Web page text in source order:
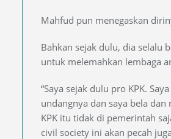
Mahfud pun menegaskan
Bahkan sejak dulu, dia selalu
untuk melemahkan lembaga
“Saya sejak dulu pro KPK.
undangnya dan saya bela dan
KPK itu tidak di pemerintah
civil society ini akan pecah